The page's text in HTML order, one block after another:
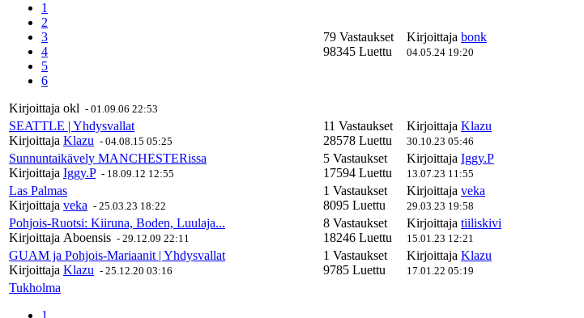
1
2
3
4
5
6
Kirjoittaja okl - 01.09.06 22:53
79 Vastaukset
98345 Luettu
Kirjoittaja bonk
04.05.24 19:20
SEATTLE | Yhdysvallat
Kirjoittaja Klazu - 04.08.15 05:25
11 Vastaukset
28578 Luettu
Kirjoittaja Klazu
30.10.23 05:46
Sunnuntaikävely MANCHESTERissa
Kirjoittaja Iggy.P - 18.09.12 12:55
5 Vastaukset
17594 Luettu
Kirjoittaja Iggy.P
13.07.23 11:55
Las Palmas
Kirjoittaja veka - 25.03.23 18:22
1 Vastaukset
8095 Luettu
Kirjoittaja veka
29.03.23 19:58
Pohjois-Ruotsi: Kiiruna, Boden, Luulaja...
Kirjoittaja Aboensis - 29.12.09 22:11
8 Vastaukset
18246 Luettu
Kirjoittaja tiiliskivi
15.01.23 12:21
GUAM ja Pohjois-Mariaanit | Yhdysvallat
Kirjoittaja Klazu - 25.12.20 03:16
1 Vastaukset
9785 Luettu
Kirjoittaja Klazu
17.01.22 05:19
Tukholma
1